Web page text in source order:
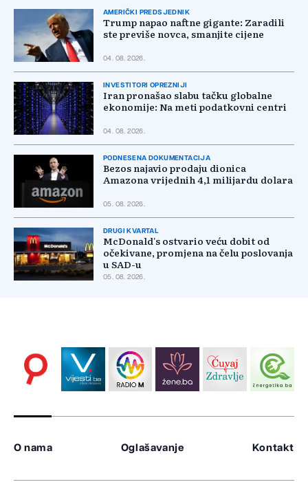
AMERIČKI PREDSJEDNIK
Trump napao naftne gigante: Zaradili
ste previše novca, smanjite cijene
04. 08. 2026.
INVESTITORI OPREZNIJI
Iran pronašao slabu tačku globalne
ekonomije: Na meti podatkovni centri
04. 08. 2026.
PODNESENA DOKUMENTACIJA
Bezos najavio prodaju dionica
Amazona vrijednih 4,1 milijardu dolara
05. 08. 2026.
DRUGI KVARTAL
McDonald's ostvario veću dobit od
očekivane, promjena na čelu poslovanja
u SAD-u
05. 08. 2026.
O nama Oglašavanje Kontakt